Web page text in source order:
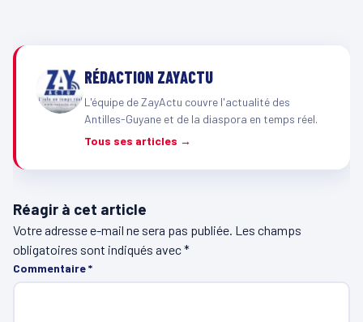
RÉDACTION ZAYACTU
L'équipe de ZayActu couvre l'actualité des
Antilles-Guyane et de la diaspora en temps réel.
Tous ses articles →
Réagir à cet article
Votre adresse e-mail ne sera pas publiée. Les champs
obligatoires sont indiqués avec*
Commentaire*